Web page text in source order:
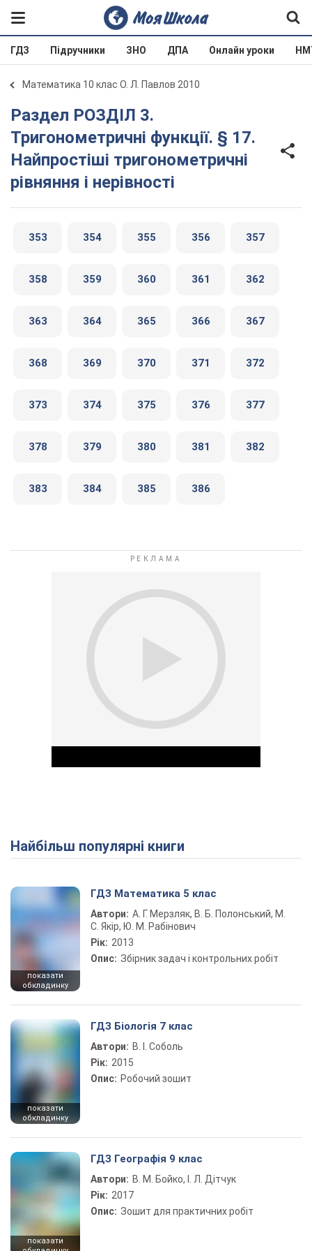
ГДЗ Підручники ЗНО ДПА Онлайн уроки
Математика 10 клас О. Л. Павлов 2010
Раздел РОЗДІЛ 3.
Тригонометричні функції. § 17.
Найпростіші тригонометричні
рівняння і нерівності
353 354 355 356 357
358 359 360 361 362
363 364 365 366 367
368 369 370 371 372
373 374 375 376 377
378 379 380 381 382
383 384 385 386
Play Video
Найбільш популярні книги
показати
обкладинку
ГДЗ Математика 5 клас
Автори: А. Г. Мерзляк, В. Б. Полонський, М.
С. Якір, Ю. М. Рабінович
Рік: 2013
Опис: Збірник задач і контрольних робіт
показати
обкладинку
ГДЗ Біологія 7 клас
Автори: В. І. Соболь
Рік: 2015
Опис: Робочий зошит
показати
ГДЗ Географія 9 клас
Автори: В. М. Бойко, І. Л. Дітчук
Рік: 2017
Опис: Зошит для практичних робіт